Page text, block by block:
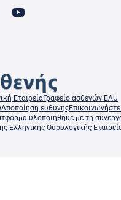
ΕταιρείαΓραφείο ασθενών EAU
Αποποίηση ευθύνης
υλοποιήθηκε με τη
Ελληνικής Ουρολογικής